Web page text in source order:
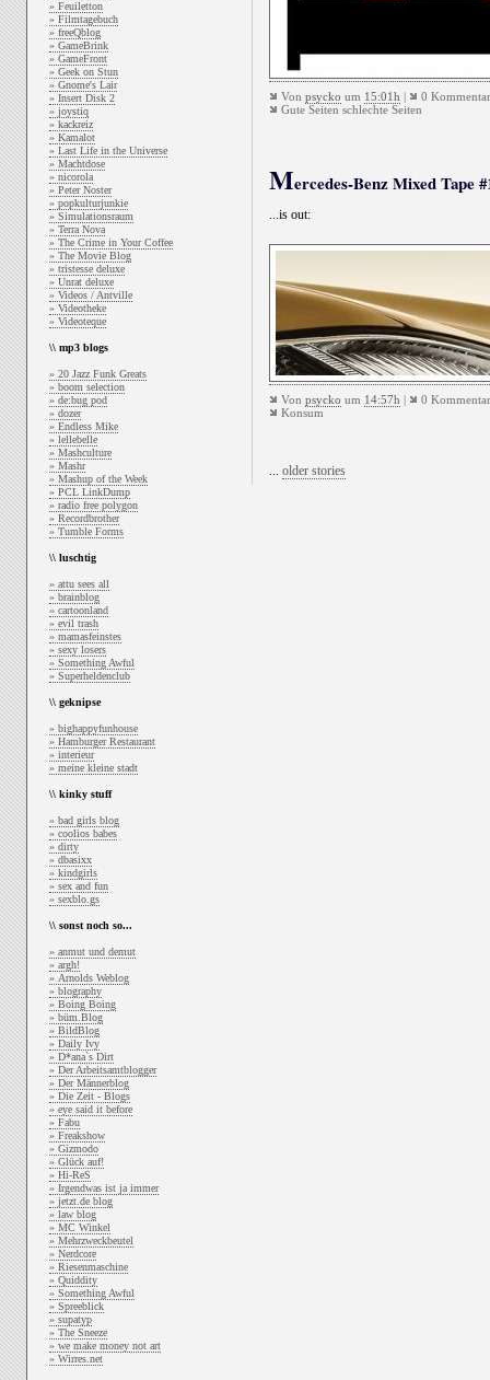
» Feuiletton
» Filmtagebuch
» freeQblog
» GameBrink
» GameFront
» Geek on Stun
» Gnome's Lair
» Insert Disk 2
» joystiq
» kackreiz
» Kamalot
» Last Life in the Universe
» Machtdose
» nicorola
» Peter Noster
» popkulturjunkie
» Simulationsraum
» Terra Nova
» The Crime in Your Coffee
» The Movie Blog
» tristesse deluxe
» Unrat deluxe
» Videos / Antville
» Videotheke
» Videoteque
\\ mp3 blogs
» 20 Jazz Funk Greats
» boom selection
» de:bug pod
» dozer
» Endless Mike
» lellebelle
» Mashculture
» Mashr
» Mashup of the Week
» PCL LinkDump
» radio free polygon
» Recordbrother
» Tumble Forms
\\ luschtig
» attu sees all
» brainblog
» cartoonland
» evil trash
» mamasfeinstes
» sexy losers
» Something Awful
» Superheldenclub
\\ geknipse
» bighappyfunhouse
» Hamburger Restaurant
» interieur
» meine kleine stadt
\\ kinky stuff
» bad girls blog
» coolios babes
» dirty
» dbasixx
» kindgirls
» sex and fun
» sexblo.gs
\\ sonst noch so...
» anmut und demut
» argh!
» Arnolds Weblog
» blography
» Boing Boing
» büm.Blog
» BildBlog
» Daily Ivy
» D*ana`s Dirt
» Der Arbeitsamtblogger
» Der Männerblog
» Die Zeit - Blogs
» eye said it before
» Fabu
» Freakshow
» Gizmodo
» Glück auf!
» Hi-ReS
» Irgendwas ist ja immer
» jetzt.de blog
» law blog
» MC Winkel
» Mehrzweckbeutel
» Nerdcore
» Riesenmaschine
» Quiddity
» Something Awful
» Spreeblick
» supatyp
» The Sneeze
» we make money not art
» Wirres.net
Von psycko um 15:01h |
0
Gute Seiten schlechte Seiten
Mercedes-Benz Mixed Tape
...is out:
Von psycko um 14:57h |
0
Konsum
... older stories